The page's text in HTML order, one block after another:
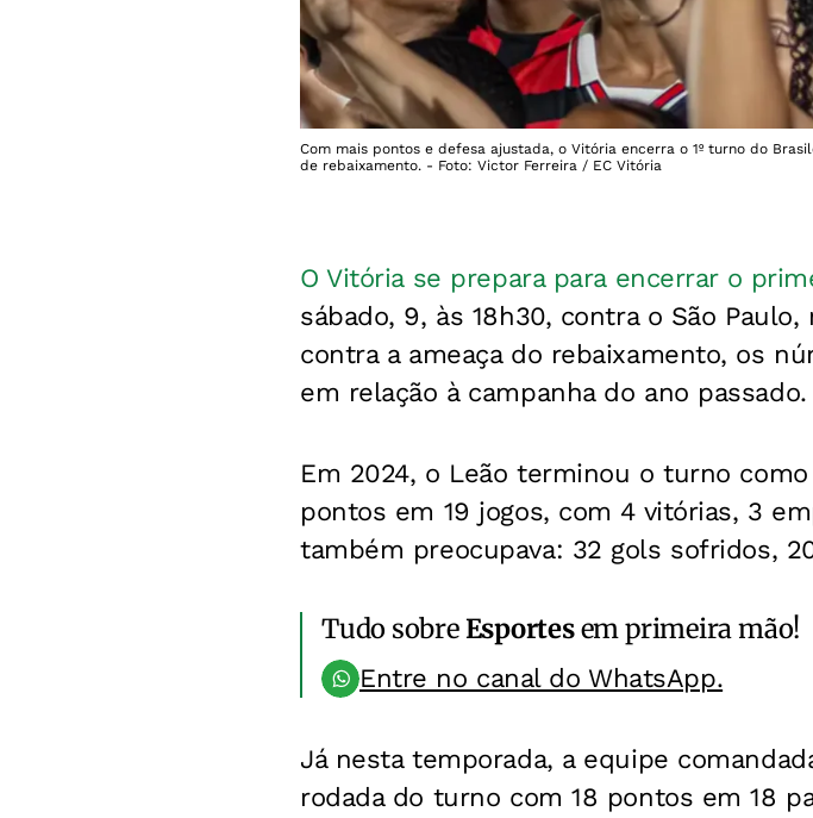
Com mais pontos e defesa ajustada, o Vitória encerra o 1º turno do
de rebaixamento. - Foto: Victor Ferreira / EC Vitória
O Vitória se prepara para encerrar o
sábado, 9, às 18h30, contra o São
contra a ameaça do rebaixamento, os
em relação à campanha do ano passado.
Em 2024, o Leão terminou o turno
pontos em 19 jogos, com 4 vitórias, 3
também preocupava: 32 gols sofridos,
Tudo sobreEsportesem primeira mão!
Entre no canal do WhatsApp.
Já nesta temporada, a equipe
rodada do turno com 18 pontos em 18